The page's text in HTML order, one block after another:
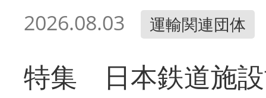
2026.08.03 運輸関連団体
特集 日本鉄道施